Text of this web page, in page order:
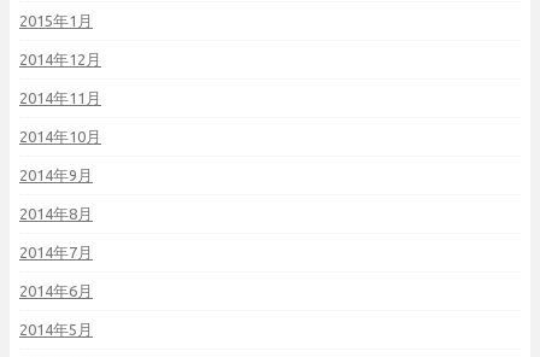
2015年1月
2014年12月
2014年11月
2014年10月
2014年9月
2014年8月
2014年7月
2014年6月
2014年5月